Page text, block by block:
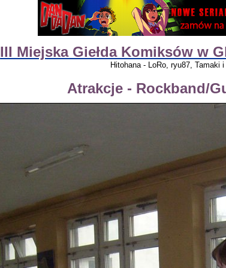
III Miejska Giełda Komiksów w
Hitohana - LoRo, ryu87, Tamaki i
Atrakcje - Rockband/